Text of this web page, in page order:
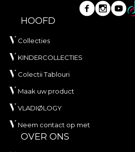
HOOFD
Collecties
KINDERCOLLECTIES
Colectii Tablouri
Maak uw product
VLADIØLOGY
Neem contact op met
OVER ONS